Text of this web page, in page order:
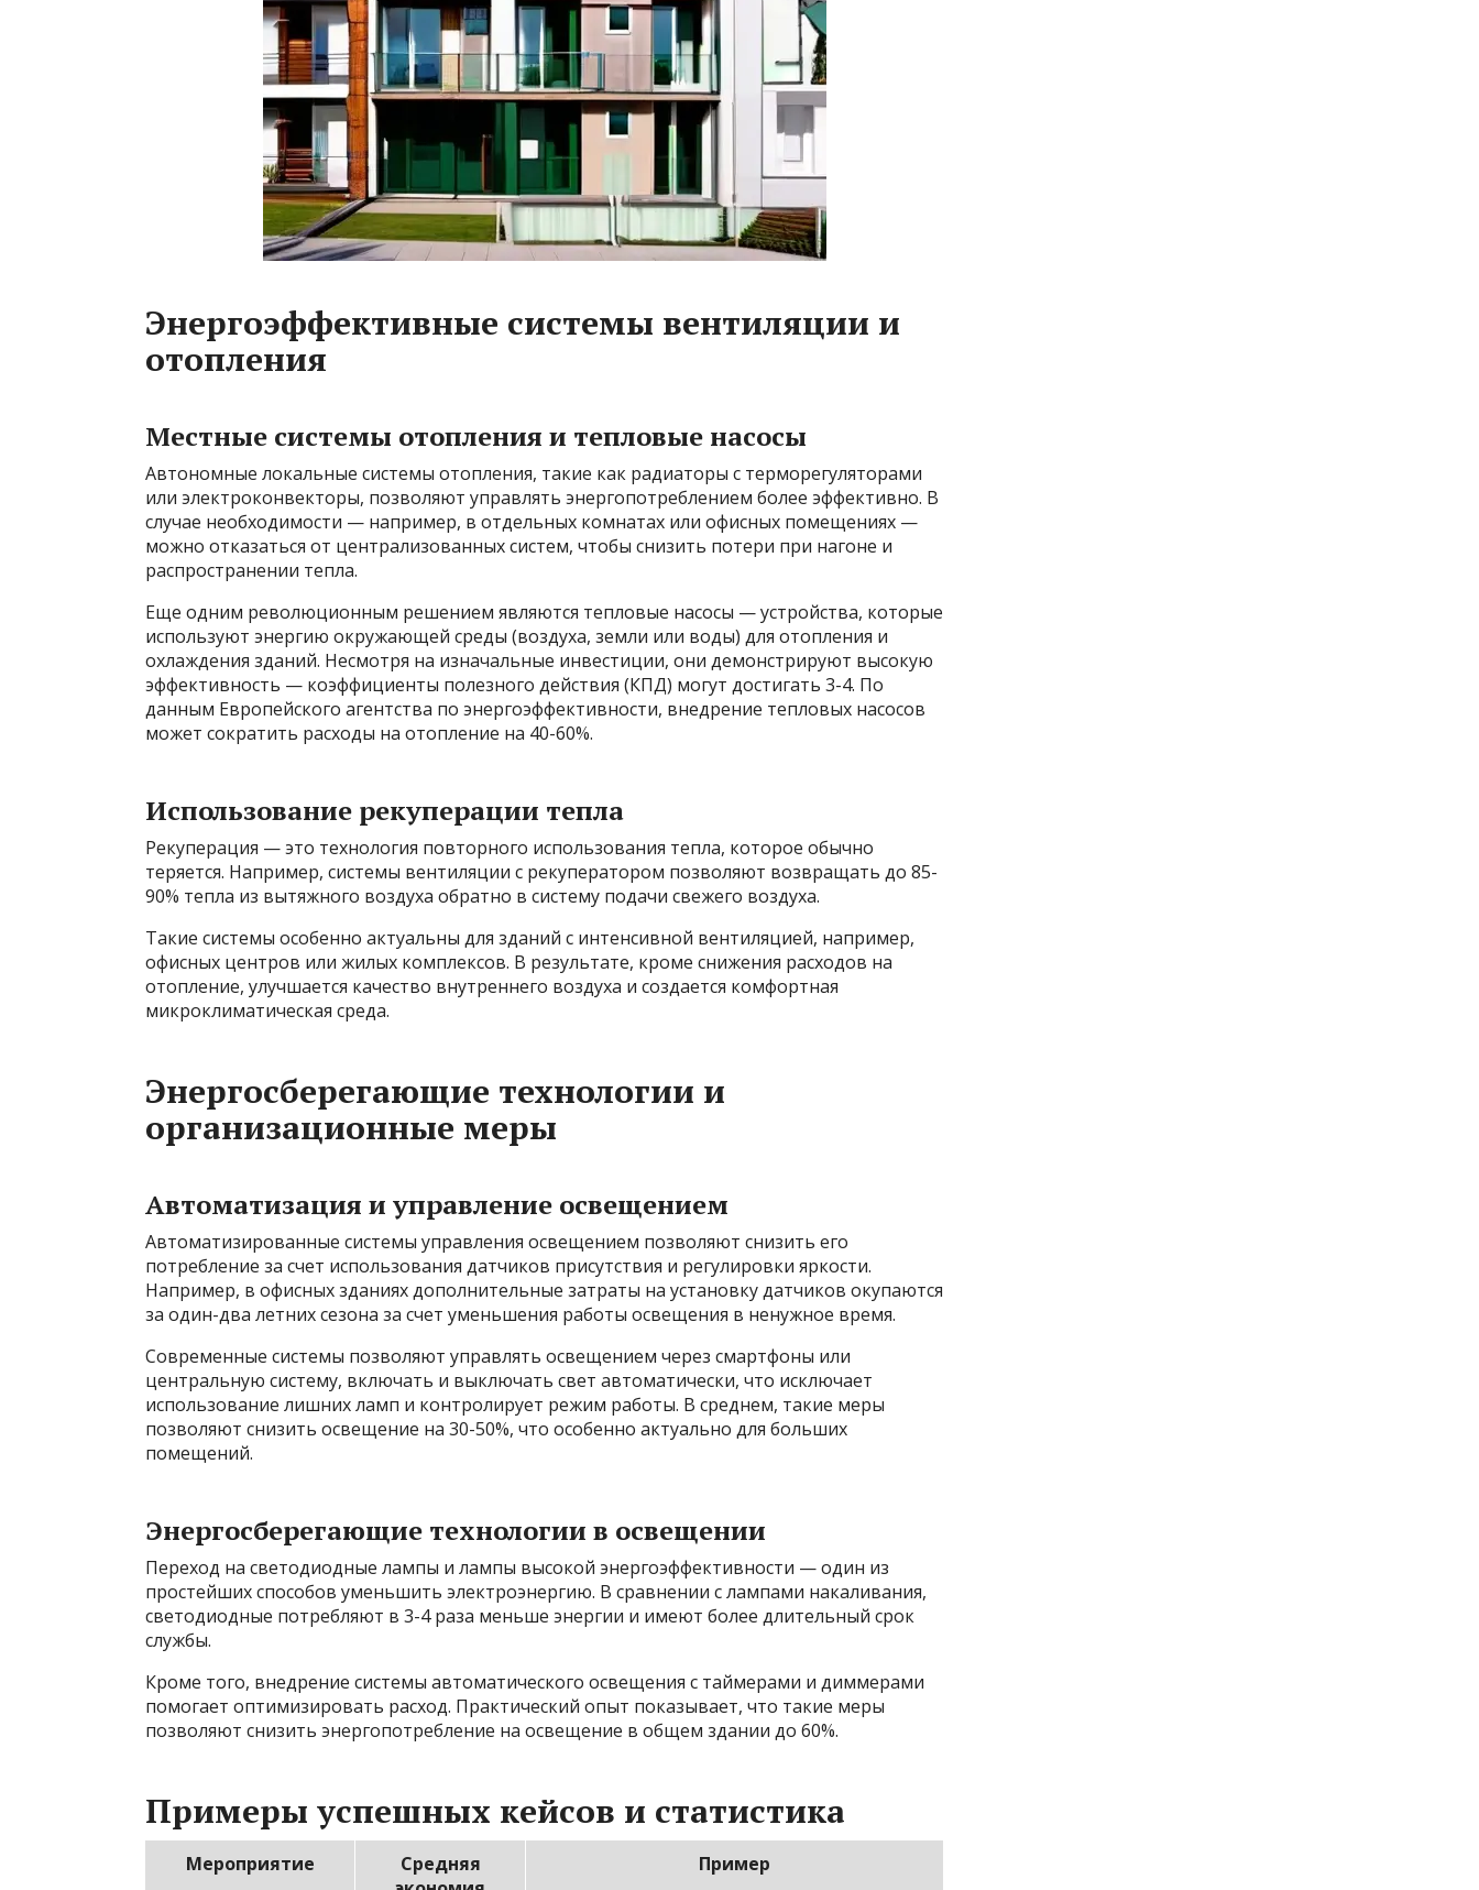
Энергоэффективные системы вентиляции и
отопления
Местные системы отопления и тепловые насосы
Автономные локальные системы отопления, такие как радиаторы с терморегуляторами
или электроконвекторы, позволяют управлять энергопотреблением более эффективно. В
случае необходимости — например, в отдельных комнатах или офисных помещениях —
можно отказаться от централизованных систем, чтобы снизить потери при нагоне и
распространении тепла.
Еще одним революционным решением являются тепловые насосы — устройства, которые
используют энергию окружающей среды (воздуха, земли или воды) для отопления и
охлаждения зданий. Несмотря на изначальные инвестиции, они демонстрируют высокую
эффективность — коэффициенты полезного действия (КПД) могут достигать 3-4. По
данным Европейского агентства по энергоэффективности, внедрение тепловых насосов
может сократить расходы на отопление на 40-60%.
Использование рекуперации тепла
Рекуперация — это технология повторного использования тепла, которое обычно
теряется. Например, системы вентиляции с рекуператором позволяют возвращать до 85-
90% тепла из вытяжного воздуха обратно в систему подачи свежего воздуха.
Такие системы особенно актуальны для зданий с интенсивной вентиляцией, например,
офисных центров или жилых комплексов. В результате, кроме снижения расходов на
отопление, улучшается качество внутреннего воздуха и создается комфортная
микроклиматическая среда.
Энергосберегающие технологии и
организационные меры
Автоматизация и управление освещением
Автоматизированные системы управления освещением позволяют снизить его
потребление за счет использования датчиков присутствия и регулировки яркости.
Например, в офисных зданиях дополнительные затраты на установку датчиков окупаются
за один-два летних сезона за счет уменьшения работы освещения в ненужное время.
Современные системы позволяют управлять освещением через смартфоны или
центральную систему, включать и выключать свет автоматически, что исключает
использование лишних ламп и контролирует режим работы. В среднем, такие меры
позволяют снизить освещение на 30-50%, что особенно актуально для больших
помещений.
Энергосберегающие технологии в освещении
Переход на светодиодные лампы и лампы высокой энергоэффективности — один из
простейших способов уменьшить электроэнергию. В сравнении с лампами накаливания,
светодиодные потребляют в 3-4 раза меньше энергии и имеют более длительный срок
службы.
Кроме того, внедрение системы автоматического освещения с таймерами и диммерами
помогает оптимизировать расход. Практический опыт показывает, что такие меры
позволяют снизить энергопотребление на освещение в общем здании до 60%.
Примеры успешных кейсов и статистика
Мероприятие
Средняя
Пример